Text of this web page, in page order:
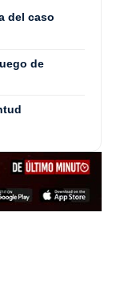
del caso
de